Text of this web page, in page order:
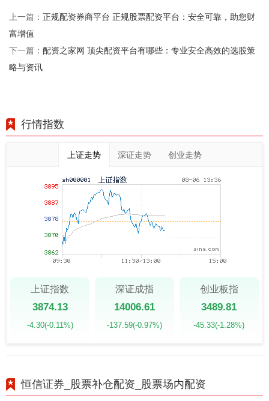
上一篇： 正规配资券商平台 正规股票配资平台：安全可靠，助您财
富增值
下一篇： 配资之家网 顶尖配资平台有哪些：专业安全高效的选股策
略与资讯
行情指数
上证走势 深证走势 创业走势
上证指数
3874.13
-4.30(-0.11%)
深证成指
14006.61
-137.59(-0.97%)
创业板指
3489.81
-45.33(-1.28%)
恒信证券_股票补仓配资_股票场内配资